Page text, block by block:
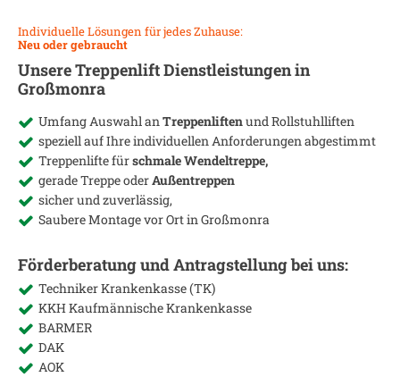
Individuelle Lösungen für jedes Zuhause:
Neu oder gebraucht
Unsere Treppenlift Dienstleistungen in
Großmonra
Umfang Auswahl anTreppenliftenund Rollstuhlliften
speziell auf Ihre individuellen Anforderungen abgestimmt
Treppenlifte fürschmale Wendeltreppe,
gerade Treppe oderAußentreppen
sicher und zuverlässig,
Saubere Montage vor Ort inGroßmonra
Förderberatung und Antragstellung bei uns:
Techniker Krankenkasse (TK)
KKH Kaufmännische Krankenkasse
BARMER
DAK
AOK